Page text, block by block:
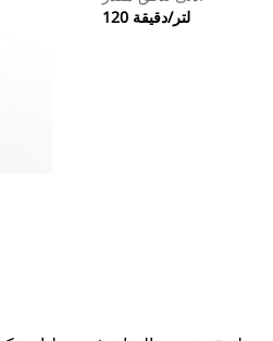
120 لتر/دقيقة